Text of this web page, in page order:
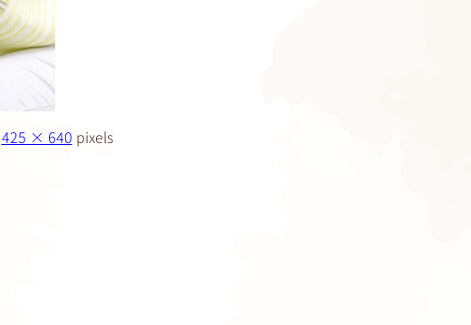
425 × 640 pixels